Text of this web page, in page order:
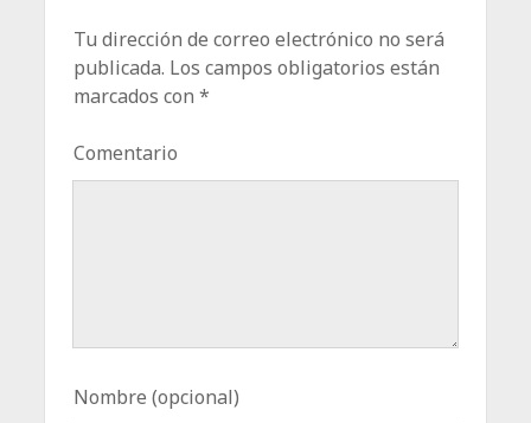
Tu dirección de correo electrónico no será
publicada. Los campos obligatorios están
marcados con*
Comentario
Nombre (opcional)